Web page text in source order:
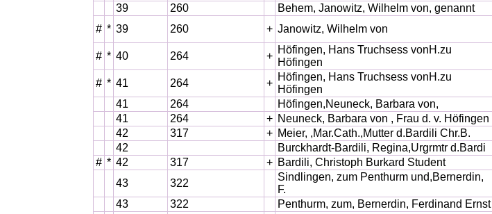
39
260
Behem, Janowitz, Wilhelm von, genannt
# * 39 260 + Janowitz, Wilhelm von
# * 40 264 +
Höfingen, Hans Truchsess vonH.zu
Höfingen
# * 41 264 +
Höfingen, Hans Truchsess vonH.zu
Höfingen
41
264
Höfingen,Neuneck, Barbara von,
41
264 + Neuneck, Barbara von , Frau d. v. Höfingen
42
317 + Meier, ,Mar.Cath.,Mutter d.Bardili Chr.B.
42
Burckhardt-Bardili, Regina,Urgrmtr d.Bardi
# * 42 317 + Bardili, Christoph Burkard Student
43
322
Sindlingen, zum Penthurm und,Bernerdin,
F.
43
322
Penthurm, zum, Bernerdin, Ferdinand Ernst